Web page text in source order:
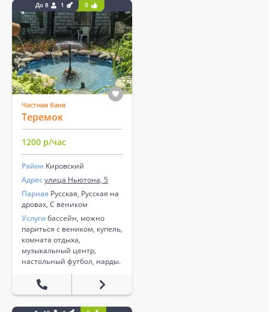
До 8 1 0
Частная баня
Теремок
1200 р/час
Район Кировский
Адресулица Ньютона, 5
Парная Русская, Русская на
дровах, С веником
Услуги бассейн, можно
париться с веником, купель,
комната отдыха,
музыкальный центр,
настольный футбол, нарды.